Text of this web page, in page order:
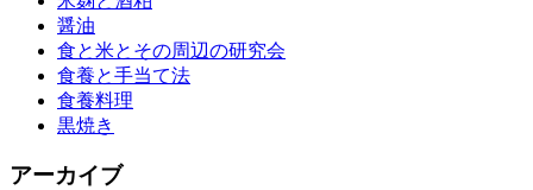
醤油
食と米とその周辺の研究会
食養と手当て法
食養料理
黒焼き
アーカイブ